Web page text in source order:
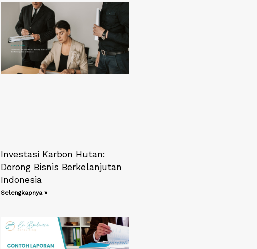
Investasi Karbon Hutan:
Dorong Bisnis Berkelanjutan
Indonesia
Selengkapnya »